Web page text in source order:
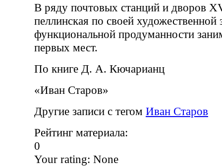
В ряду почтовых станций и дворов
пеллинская по своей художественной
функциональной продуманности
первых мест.
По книге Д. А. Кючарианц
«Иван Старов»
Другие записи с тегом Иван Старов
Рейтинг материала:
0
Your rating: None